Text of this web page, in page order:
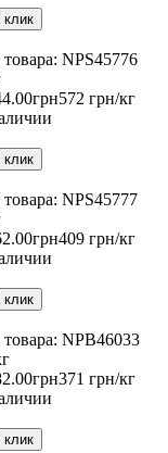
клик
NPS45776
.00грн572 грн/кг
клик
NPS45777
.00грн409 грн/кг
клик
NPB46033
.00грн371 грн/кг
клик